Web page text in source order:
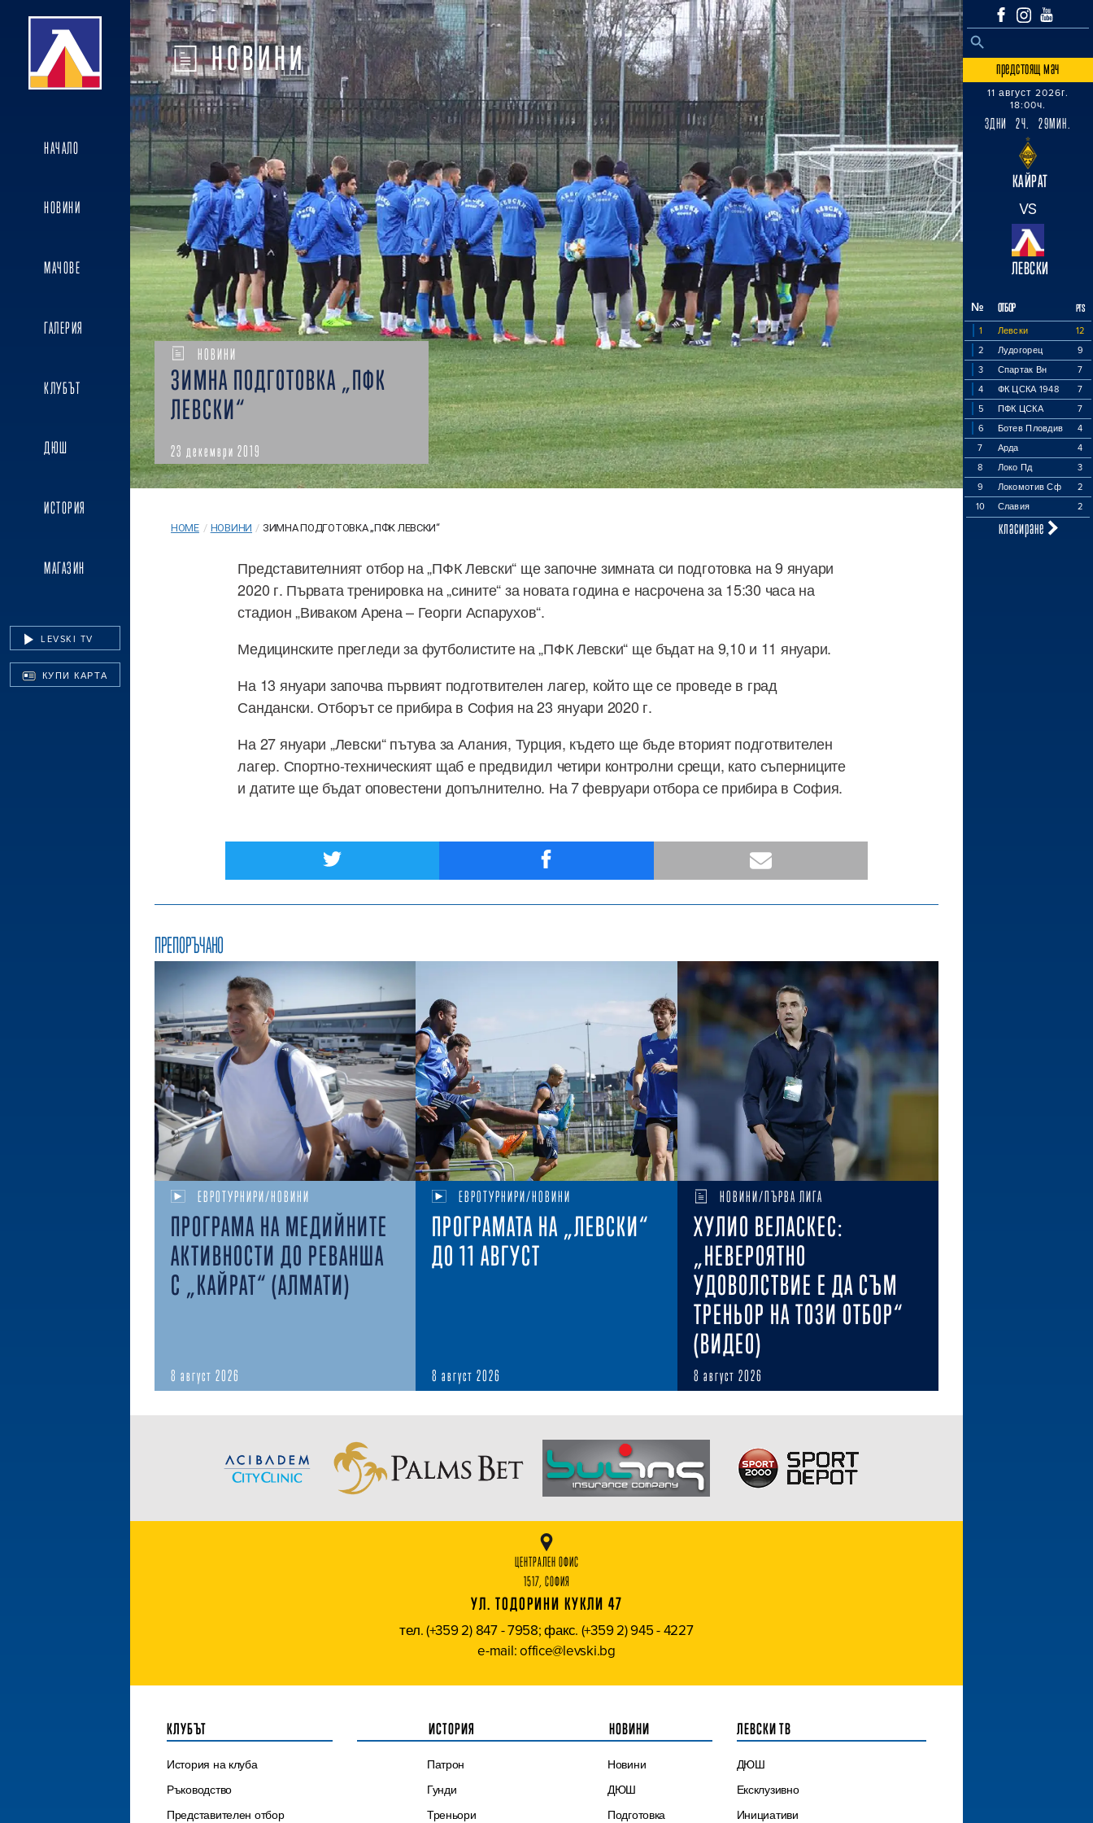
НАЧАЛО
НОВИНИ
МАЧОВЕ
ГАЛЕРИЯ
КЛУБЪТ
ДЮШ
ИСТОРИЯ
МАГАЗИН
LEVSKI TV
КУПИ КАРТА
Search
SEARCH BUTTON
предстоящ мач
11 август 2026г.
18:00ч.
3ДНИ 2Ч. 29МИН.
КАЙРАТ
VS
ЛЕВСКИ
№ ОТБОР PTS
1 Левски
12
2
Лудогорец
9
3
Спартак Вн
7
4
ФК ЦСКА 1948
7
5
ПФК ЦСКА
7
6
Ботев Пловдив
4
7
Арда
4
8
Локо Пд
3
9
Локомотив Сф
2
10
Славия 2
класиране
НОВИНИ
НОВИНИ
ЗИМНА ПОДГОТОВКА „ПФК
ЛЕВСКИ“
23 декември 2019
HOME / НОВИНИ / ЗИМНА ПОДГОТОВКА „ПФК ЛЕВСКИ“
Представителният отбор на „ПФК Левски“ ще започне зимната си подготовка на 9 януари
2020 г. Първата тренировка на „сините“ за новата година е насрочена за 15:30 часа на
стадион „Виваком Арена – Георги Аспарухов“.
Медицинските прегледи за футболистите на „ПФК Левски“ ще бъдат на 9,10 и 11 януари.
На 13 януари започва първият подготвителен лагер, който ще се проведе в град
Сандански. Отборът се прибира в София на 23 януари 2020 г.
На 27 януари „Левски“ пътува за Алания, Турция, където ще бъде вторият подготвителен
лагер. Спортно-техническият щаб е предвидил четири контролни срещи, като съперниците
и датите ще бъдат оповестени допълнително. На 7 февруари отбора се прибира в София.
ПРЕПОРЪЧАНО
ЕВРОТУРНИРИ/НОВИНИ
ПРОГРАМА НА МЕДИЙНИТЕ
АКТИВНОСТИ ДО РЕВАНША
С „КАЙРАТ“ (АЛМАТИ)
8 август 2026
ЕВРОТУРНИРИ/НОВИНИ
ПРОГРАМАТА НА „ЛЕВСКИ“
ДО 11 АВГУСТ
8 август 2026
НОВИНИ/ПЪРВА ЛИГА
ХУЛИО ВЕЛАСКЕС:
„НЕВЕРОЯТНО
УДОВОЛСТВИЕ Е ДА СЪМ
ТРЕНЬОР НА ТОЗИ ОТБОР“
(ВИДЕО)
8 август 2026
ЦЕНТРАЛЕН ОФИС
1517, СОФИЯ
УЛ. ТОДОРИНИ КУКЛИ 47
тел. (+359 2) 847 - 7958; факс. (+359 2) 945 - 4227
e-mail: office@levski.bg
КЛУБЪТ
История на клуба
Ръководство
Представителен отбор
ИСТОРИЯ
Патрон
Гунди
Треньори
НОВИНИ
Новини
ДЮШ
Подготовка
ЛЕВСКИ ТВ
ДЮШ
Ексклузивно
Инициативи